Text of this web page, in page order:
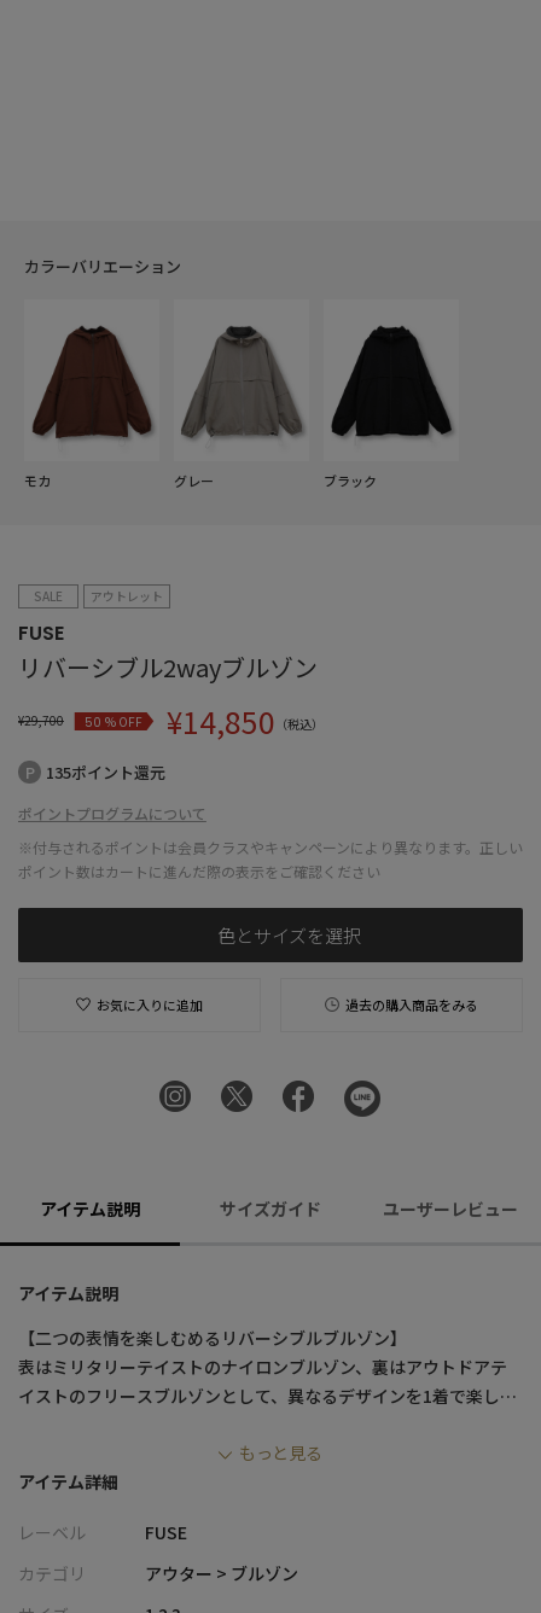
カラーバリエーション
モカ グレー ブラック
SALE アウトレット
FUSE
リバーシブル2wayブルゾン
¥29,700 50% OFF ¥14,850 （税込）
135ポイント還元
ポイントプログラムについて
※付与されるポイントは会員クラスやキャンペーンにより異なります。正しい
ポイント数はカートに進んだ際の表示をご確認ください
色とサイズを選択
お気に入りに追加 過去の購入商品をみる
アイテム説明 サイズガイド ユーザーレビュー
アイテム説明
【二つの表情を楽しむめるリバーシブルブルゾン】
表はミリタリーテイストのナイロンブルゾン、裏はアウトドアテ
イストのフリースブルゾンとして、異なるデザインを1着で楽しめ
デザインと機能性を両立しており、シティユースからアウトドア
シーンまで活躍します。
【デザイン/素材】
ナイロン面には、ミリタリーテイストを取り入れた大きなポケッ
もっと見る
アイテム詳細
レーベル
FUSE
カテゴリ
アウター > ブルゾン